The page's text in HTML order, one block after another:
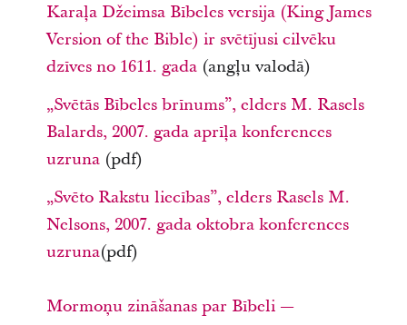
Karaļa Džeimsa Bībeles versija (King James
Version of the Bible) ir svētījusi cilvēku
dzīves no 1611. gada(angļu valodā)
„Svētās Bībeles brīnums”, elders M. Rasels
Balards, 2007. gada aprīļa konferences
uzruna(pdf)
„Svēto Rakstu liecības”, elders Rasels M.
Nelsons, 2007. gada oktobra konferences
uzruna(pdf)
Mormoņu zināšanas par Bībeli —